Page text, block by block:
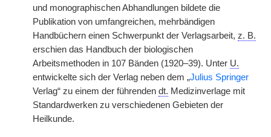
und monographischen Abhandlungen bildete die
Publikation von umfangreichen, mehrbändigen
Handbüchern einen Schwerpunkt der Verlagsarbeit, z. B.
erschien das Handbuch der biologischen
Arbeitsmethoden in 107 Bänden (1920–39). Unter U.
entwickelte sich der Verlag neben dem „Julius Springer
Verlag“ zu einem der führenden dt. Medizinverlage mit
Standardwerken zu verschiedenen Gebieten der
Heilkunde.